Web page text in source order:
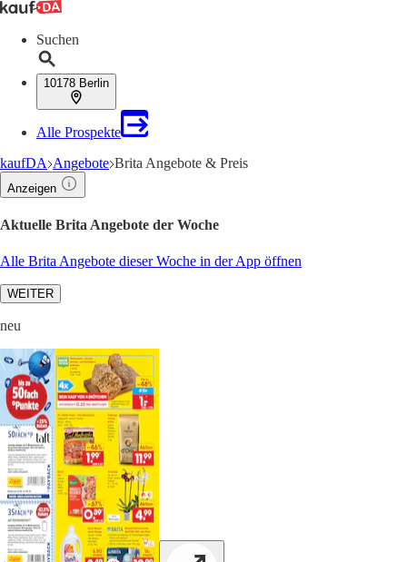
Suchen
10178 Berlin
Alle Prospekte
kaufDA Angebote Brita Angebote & Preis
Anzeigen
Aktuelle Brita Angebote der Woche
Alle Brita Angebote dieser Woche in der App öffnen
WEITER
neu